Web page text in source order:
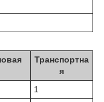
Транспортна
я
1